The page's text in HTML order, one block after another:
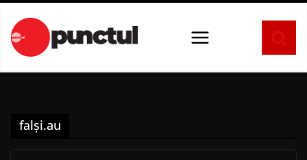
conținut
falşi.au